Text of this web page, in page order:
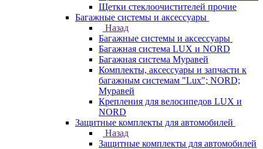
Щетки стеклоочистителей прочие
Багажные системы и аксессуары
Назад
Багажные системы и аксессуары
Багажная система LUX и NORD
Багажная система Муравей
Комплекты, аксессуары и запчасти к
багажным системам "Lux"; NORD;
Муравей
Крепления для велосипедов LUX и
NORD
Защитные комплекты для автомобилей
Назад
Защитные комплекты для автомобилей